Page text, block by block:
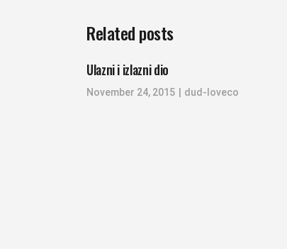
Related posts
Ulazni i izlazni dio
November 24, 2015 dud-loveco